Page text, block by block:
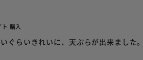
購入
ぐらいきれいに、天ぷらが出来ました